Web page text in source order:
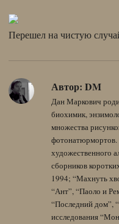
Перешел на чистую
Автор: DM
Дан Маркович
биохимик,
множества
фотонатюрмортов.
художественного
сборников
1994; “Махнуть
“Ант”, “Паоло и
“Последний дом”,
исследования